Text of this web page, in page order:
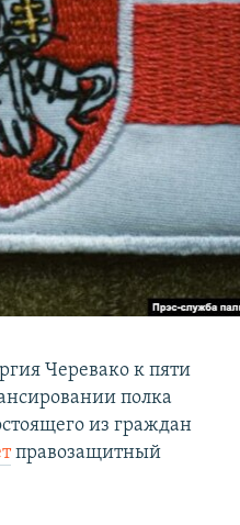
Черевако к пяти
полка
из граждан
правозащитный